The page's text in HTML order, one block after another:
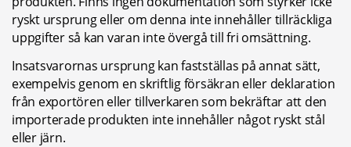
ryskt ursprung eller om denna inte innehåller tillräckliga
uppgifter så kan varan inte övergå till fri omsättning.
Insatsvarornas ursprung kan fastställas på annat sätt,
exempelvis genom en skriftlig försäkran eller deklaration
från exportören eller tillverkaren som bekräftar att den
importerade produkten inte innehåller något ryskt stål
eller järn.